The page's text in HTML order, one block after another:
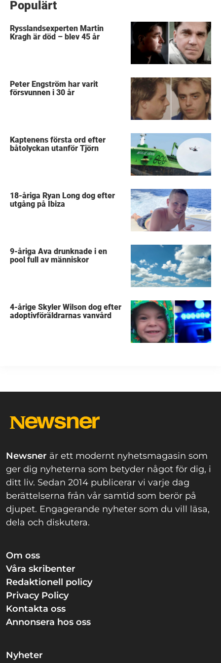
Populärt
Rysslandsexperten Martin
Kragh är död – blev 45 år
Peter Engström har varit
försvunnen i 30 år
Kaptenens första ord efter
båtolyckan utanför Tjörn
18-åriga Ryan Long dog efter
utgång på Ibiza
9-åriga Ava drunknade i en
pool full av människor
4-årige Skyler Wilson dog efter
adoptivföräldrarnas vanvård
Newsner är ett modernt nyhetsmagasin som
ger dig nyheterna som betyder något för dig, i
ditt liv. Sedan 2014 publicerar vi varje dag
berättelserna från vår samtid som berör på
djupet. Engagerande nyheter som du vill läsa,
dela och diskutera.
Om oss
Våra skribenter
Redaktionell policy
Privacy Policy
Kontakta oss
Annonsera hos oss
Nyheter